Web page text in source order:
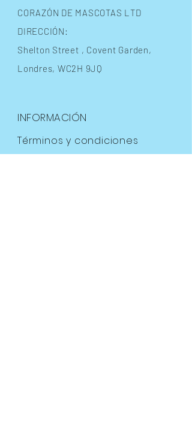
CORAZÓN DE MASCOTAS LTD
DIRECCIÓN:
Shelton Street , Covent Garden,
Londres, WC2H 9JQ
INFORMACIÓN
Términos y condiciones